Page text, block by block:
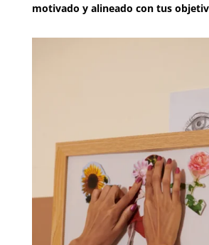
motivado y alineado con tus